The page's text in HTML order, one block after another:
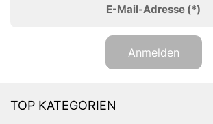
E-Mail-Adresse (*)
Anmelden
TOP KATEGORIEN